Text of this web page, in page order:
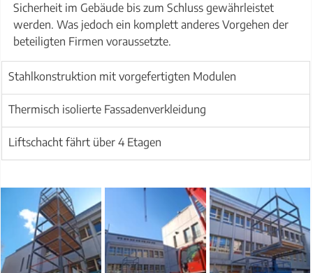
Sicherheit im Gebäude bis zum Schluss gewährleistet
werden. Was jedoch ein komplett anderes Vorgehen der
beteiligten Firmen voraussetzte.
Stahlkonstruktion mit vorgefertigten Modulen
Thermisch isolierte Fassadenverkleidung
Liftschacht fährt über 4 Etagen